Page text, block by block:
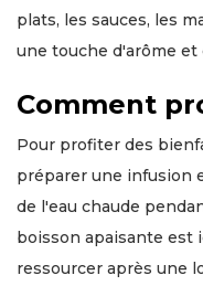
plats, les sauces, les
une touche d'arôme et
Comment
Pour profiter des
préparer une infusion
de l'eau chaude
boisson apaisante est
ressourcer après une